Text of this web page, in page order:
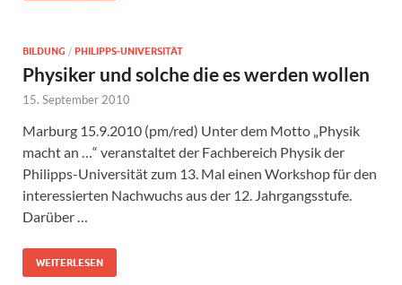
BILDUNG / PHILIPPS-UNIVERSITÄT
Physiker und solche die es werden wollen
15. September 2010
Marburg 15.9.2010 (pm/red) Unter dem Motto „Physik
macht an …“ veranstaltet der Fachbereich Physik der
Philipps-Universität zum 13. Mal einen Workshop für den
interessierten Nachwuchs aus der 12. Jahrgangsstufe.
Darüber …
WEITERLESEN